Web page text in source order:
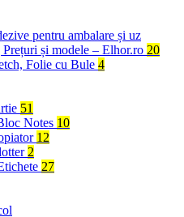
pentru ambalare și uz
Prețuri și modele – Elhor.ro 20
Folie cu Bule 4
51
Notes 10
12
2
27